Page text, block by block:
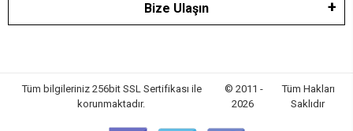
Bize Ulaşın
Tüm bilgileriniz 256bit SSL Sertifikası ile
korunmaktadır.
© 2011 -
2026
Tüm Hakları
Saklıdır